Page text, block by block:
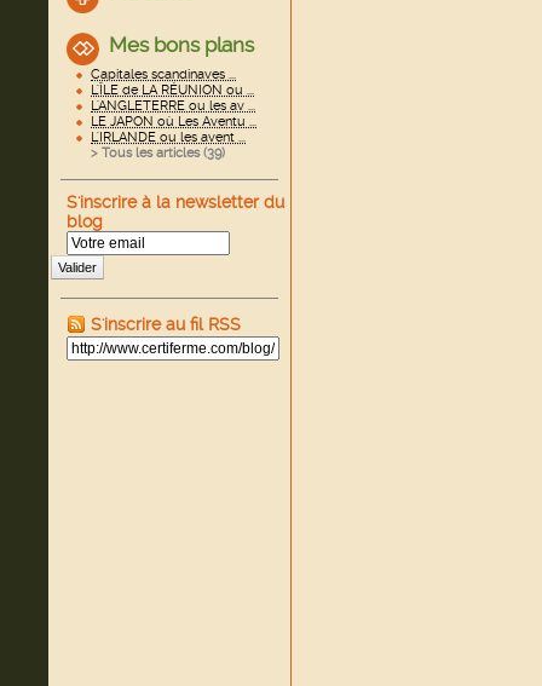
Mes bons plans
Capitales scandinaves ...
L'ÎLE de LA RÉUNION ou ...
L'ANGLETERRE ou les av ...
LE JAPON où Les Aventu ...
L'IRLANDE ou les avent ...
> Tous les articles (39)
S'inscrire à la newsletter du
blog
Valider
S'inscrire au fil RSS